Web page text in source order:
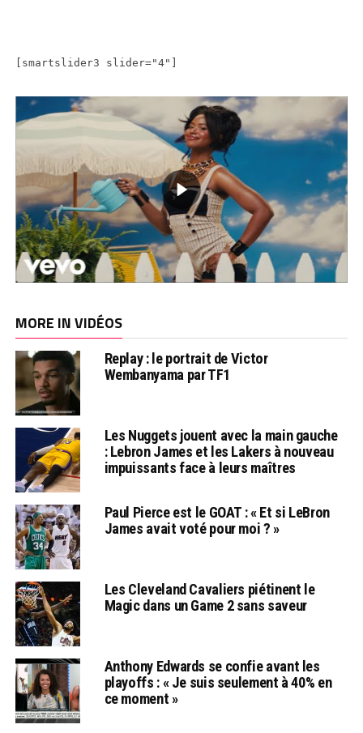
[smartslider3 slider="4"]
MORE IN VIDÉOS
Replay : le portrait de Victor
Wembanyama par TF1
Les Nuggets jouent avec la main gauche
: Lebron James et les Lakers à nouveau
impuissants face à leurs maîtres
Paul Pierce est le GOAT : « Et si LeBron
James avait voté pour moi ? »
Les Cleveland Cavaliers piétinent le
Magic dans un Game 2 sans saveur
Anthony Edwards se confie avant les
playoffs : « Je suis seulement à 40% en
ce moment »